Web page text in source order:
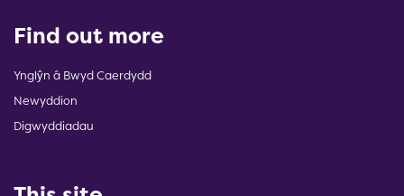
Find out more
Ynglŷn â Bwyd Caerdydd
Newyddion
Digwyddiadau